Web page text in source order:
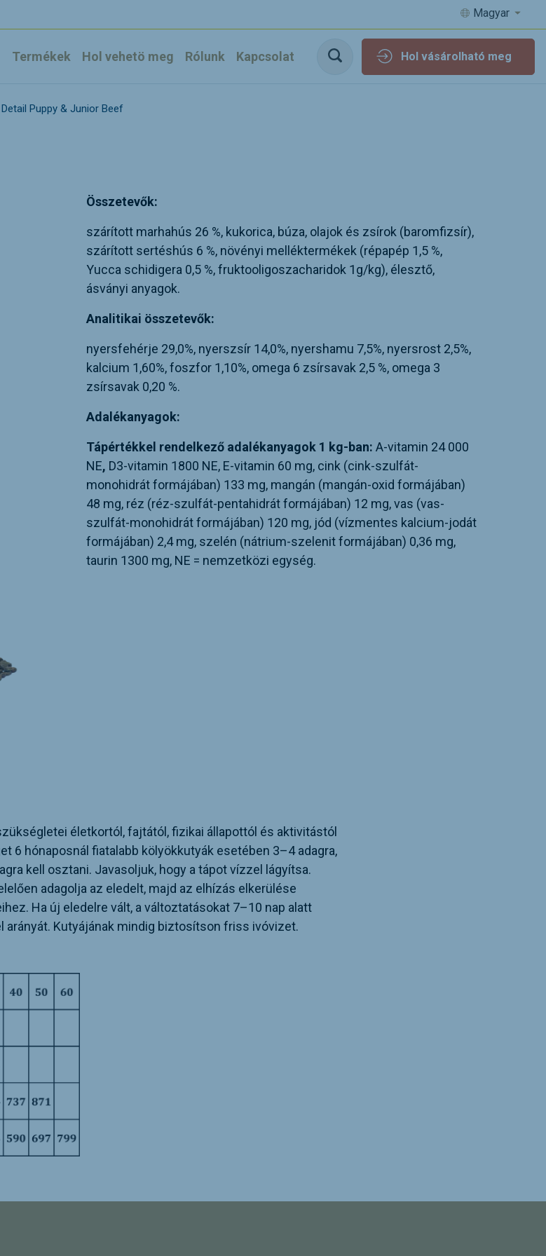
Magyar
Termékek Hol vehetö meg Rólunk Kapcsolat Hol vásárolható meg
Detail Puppy & Junior Beef
Összetevők:
szárított marhahús 26 %, kukorica, búza, olajok és zsírok (baromfizsír),
szárított sertéshús 6 %, növényi melléktermékek (répapép 1,5 %,
Yucca schidigera 0,5 %, fruktooligoszacharidok 1g/kg), élesztő,
ásványi anyagok.
Analitikai összetevők:
nyersfehérje 29,0%, nyerszsír 14,0%, nyershamu 7,5%, nyersrost 2,5%,
kalcium 1,60%, foszfor 1,10%, omega 6 zsírsavak 2,5 %, omega 3
zsírsavak 0,20 %.
Adalékanyagok:
Tápértékkel rendelkező adalékanyagok 1 kg-ban: A-vitamin 24 000
NE, D3-vitamin 1800 NE, E-vitamin 60 mg, cink (cink-szulfát-
monohidrát formájában) 133 mg, mangán (mangán-oxid formájában)
48 mg, réz (réz-szulfát-pentahidrát formájában) 12 mg, vas (vas-
szulfát-monohidrát formájában) 120 mg, jód (vízmentes kalcium-jodát
formájában) 2,4 mg, szelén (nátrium-szelenit formájában) 0,36 mg,
taurin 1300 mg, NE = nemzetközi egység.
életkortól, fajtától, fizikai állapottól és aktivitástól
6 hónaposnál fiatalabb kölyökkutyák esetében 3–4 adagra,
kell osztani. Javasoljuk, hogy a tápot vízzel lágyítsa.
adagolja az eledelt, majd az elhízás elkerülése
Ha új eledelre vált, a változtatásokat 7–10 nap alatt
Kutyájának mindig biztosítson friss ivóvizet.